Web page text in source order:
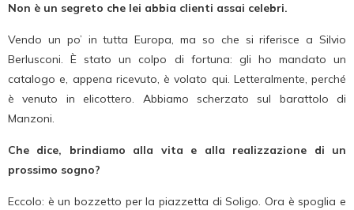
Non è un segreto che lei abbia clienti assai celebri.
Vendo un po’ in tutta Europa, ma so che si riferisce a Silvio
Berlusconi. È stato un colpo di fortuna: gli ho mandato un
catalogo e, appena ricevuto, è volato qui. Letteralmente, perché
è venuto in elicottero. Abbiamo scherzato sul barattolo di
Manzoni.
Che dice, brindiamo alla vita e alla realizzazione di un
prossimo sogno?
Eccolo: è un bozzetto per la piazzetta di Soligo. Ora è spoglia e